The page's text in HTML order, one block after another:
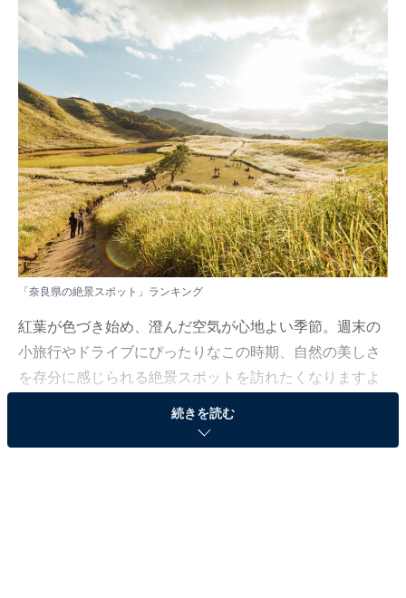
「奈良県の絶景スポット」ランキング
紅葉が色づき始め、澄んだ空気が心地よい季節。週末の
小旅行やドライブにぴったりなこの時期、自然の美しさ
を存分に感じられる絶景スポットを訪れたくなりますよ
ね。思わず写真に収めたくなるような絶景の数々。そん
な秋の魅力を満喫できる場所を求めて、多くの人が注目
続きを読む